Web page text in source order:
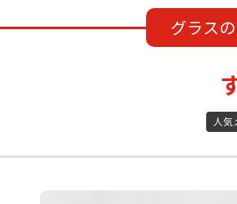
グラス
人気